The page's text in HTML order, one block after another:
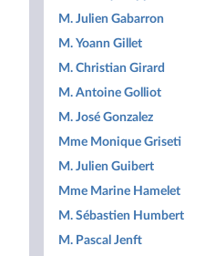
M. Julien Gabarron
M. Yoann Gillet
M. Christian Girard
M. Antoine Golliot
M. José Gonzalez
Mme Monique Griseti
M. Julien Guibert
Mme Marine Hamelet
M. Sébastien Humbert
M. Pascal Jenft